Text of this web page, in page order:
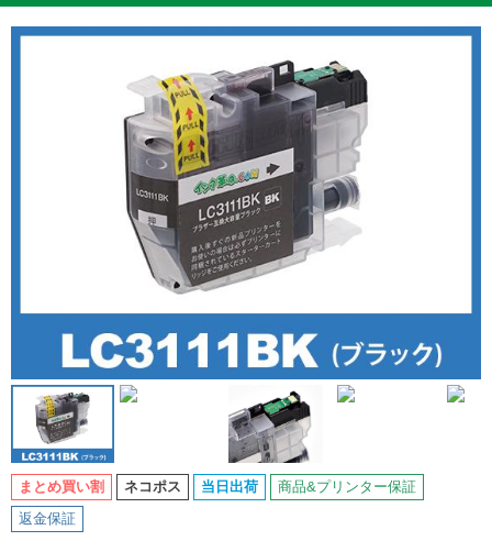
まとめ買い割 ネコポス 当日出荷 商品&プリンター保証
返金保証